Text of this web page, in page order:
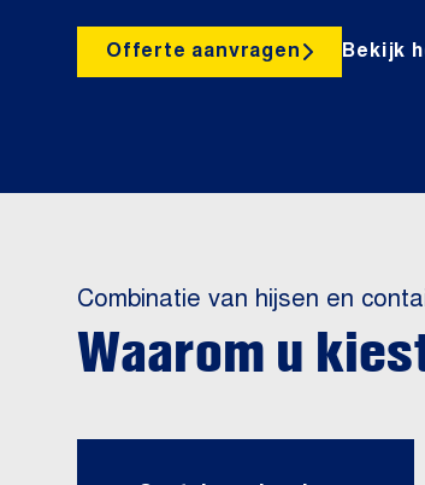
Offerte aanvragen Bekijk
Combinatie van hijsen en
Waarom u